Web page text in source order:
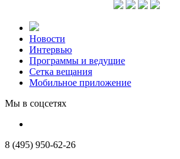
Новости
Интервью
Программы и ведущие
Сетка вещания
Мобильное приложение
Мы в соцсетях
8 (495) 950-62-26